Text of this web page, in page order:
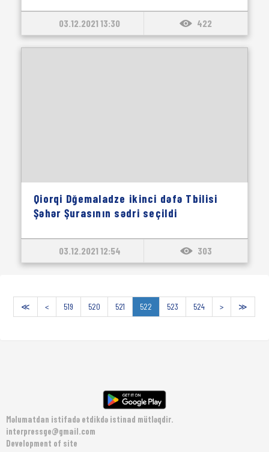
03.12.2021 13:30 422
Qiorqi Dğemaladze ikinci dəfə Tbilisi
Şəhər Şurasının sədri seçildi
03.12.2021 12:54 303
≪ < 519 520 521 522 523 524 > ≫
Məlumatdan istifadə etdikdə istinad mütləqdir.
interpressge@gmail.com
Development of site